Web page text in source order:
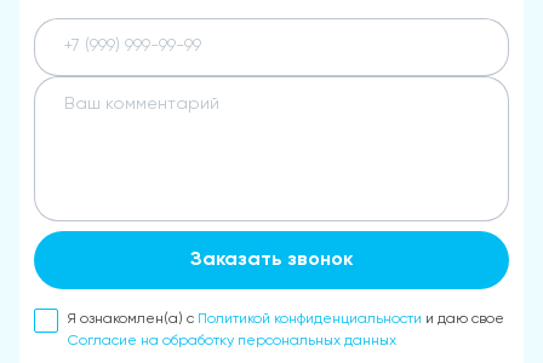
Заказать звонок
Я ознакомлен(а) с Политикой конфиденциальности и даю свое
Согласие на обработку персональных данных